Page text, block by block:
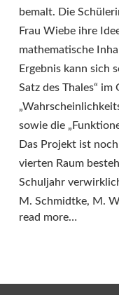
bemalt. Die
Frau Wiebe ihre
mathematische
Ergebnis kann sich
Satz des Thales“
sowie die
Das Projekt ist
vierten Raum
Schuljahr
M. Schmidtke, M.
read more…